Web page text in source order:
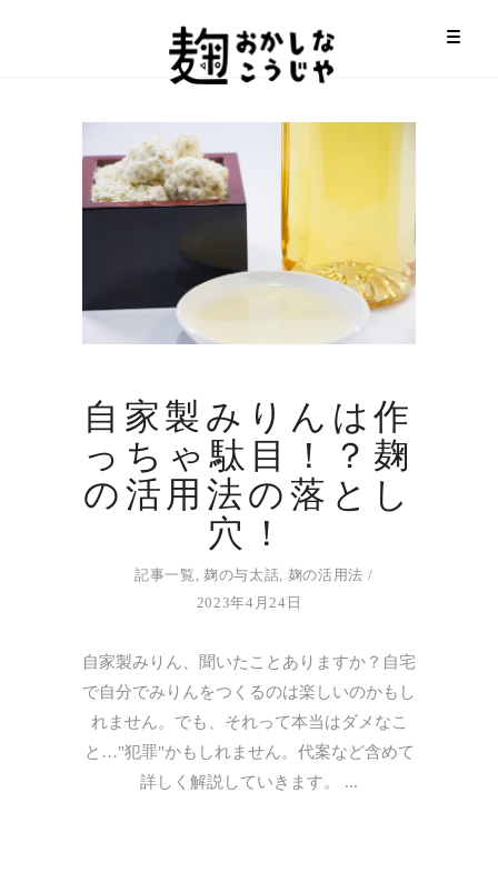
自家製みりんは作
っちゃ駄目！？麹
の活用法の落とし
穴！
記事一覧 ,麹の与太話, 麹の活用法
2023年4月24日
自家製みりん、聞いたことありますか？自宅
で自分でみりんをつくるのは楽しいのかもし
れません。でも、それって本当はダメなこ
と…"犯罪"かもしれません。代案など含めて
詳しく解説していきます。